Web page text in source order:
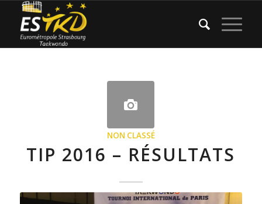
NON CLASSÉ
TIP 2016 – RÉSULTATS